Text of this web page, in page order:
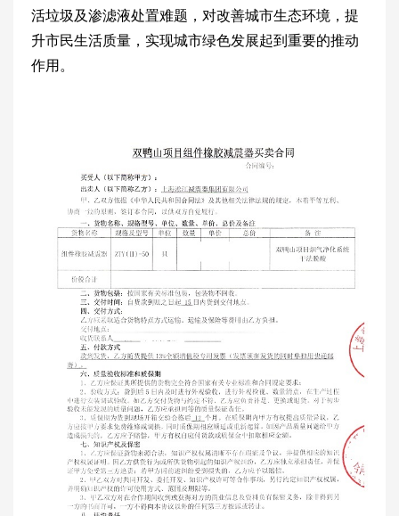
活垃圾及渗滤液处置难题，对改善城市生态环境，提
升市民生活质量，实现城市绿色发展起到重要的推动
作用。